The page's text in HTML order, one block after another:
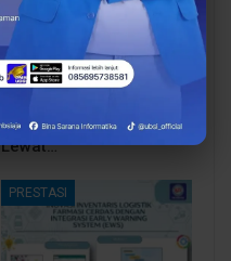
SIPILAH Antar
Mahasiswa UBSI Raih
Inovasi Nasional 2026
Lewat…
PRESTASI